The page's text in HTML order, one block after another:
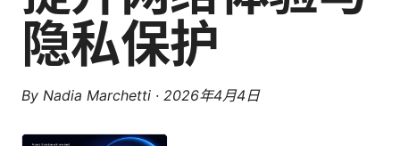
隐私保护
By Nadia Marchetti · 2026年4月4日